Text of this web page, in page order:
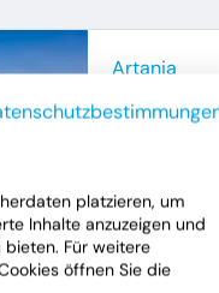
Artania
Der
ab
platzieren, um
Inhalte anzuzeigen und
Für weitere
öffnen Sie die